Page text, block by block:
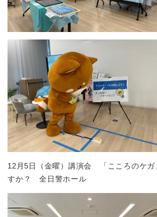
12月5日（金曜）講演会 「こころのケガ
すか？ 全日警ホール